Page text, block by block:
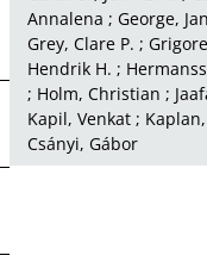
Annalena ; George,
Grey, Clare P. ;
Hendrik H. ;
; Holm, Christian ;
Kapil, Venkat ;
Csányi, Gábor